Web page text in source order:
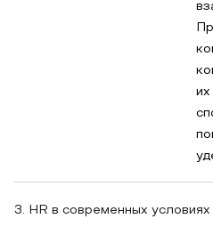
их
3. HR в современных условиях